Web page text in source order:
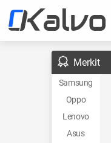
Merkit
Samsung
Oppo
Lenovo
Asus